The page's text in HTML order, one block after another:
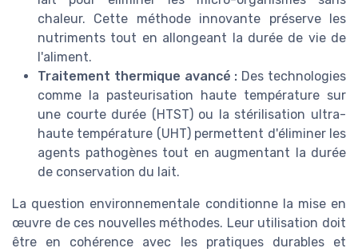
chaleur. Cette méthode innovante préserve les
nutriments tout en allongeant la durée de vie de
l'aliment.
Traitement thermique avancé : Des technologies
comme la pasteurisation haute température sur
une courte durée (HTST) ou la stérilisation ultra-
haute température (UHT) permettent d'éliminer les
agents pathogènes tout en augmentant la durée
de conservation du lait.
La question environnementale conditionne la mise en
œuvre de ces nouvelles méthodes. Leur utilisation doit
être en cohérence avec les pratiques durables et